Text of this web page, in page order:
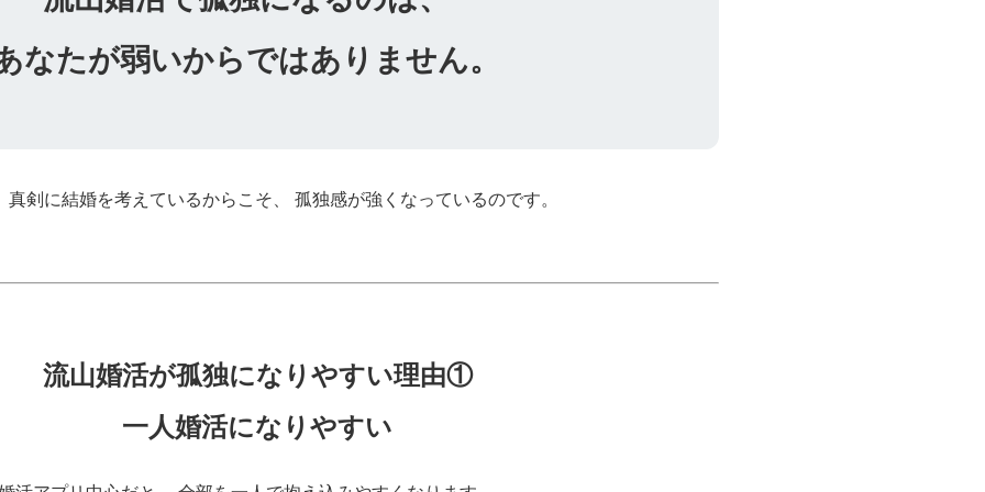
なたが弱いからではありません。
真剣に結婚を考えているからこそ、 孤独感が強くなっているのです。
流山婚活が孤独になりやすい理由①
一人婚活になりやすい